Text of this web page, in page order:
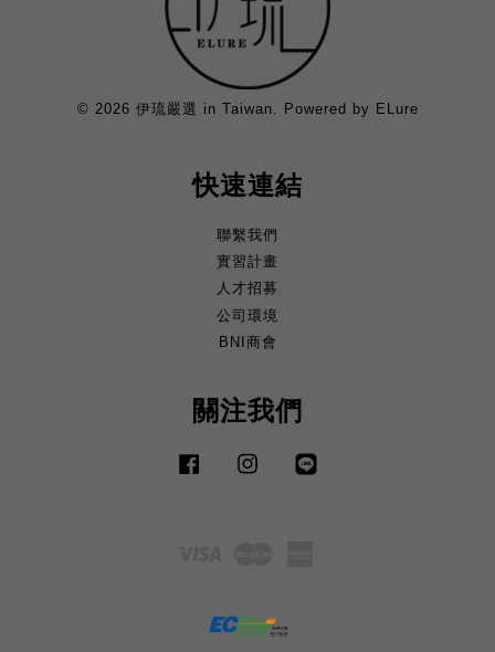
© 2026 伊琉嚴選 in Taiwan. Powered by ELure
快速連結
聯繫我們
實習計畫
人才招募
公司環境
BNI商會
關注我們
Facebook Instagram